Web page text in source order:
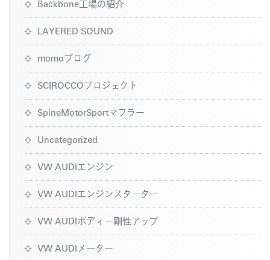
Backbone工場の紹介
LAYERED SOUND
momoブログ
SCIROCCOプロジェクト
SpineMotorSportマフラー
Uncategorized
VW AUDIエンジン
VW AUDIエンジンスターター
VW AUDIボディー剛性アップ
VW AUDIメーター